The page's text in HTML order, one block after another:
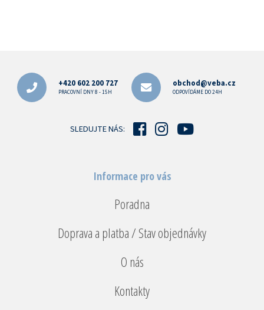
+420 602 200 727
PRACOVNÍ DNY 8 - 15H
obchod@veba.cz
ODPOVÍDÁME DO 24H
SLEDUJTE NÁS:
Informace pro vás
Poradna
Doprava a platba / Stav objednávky
O nás
Kontakty